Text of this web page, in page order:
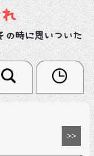
の時に思いついた
>>